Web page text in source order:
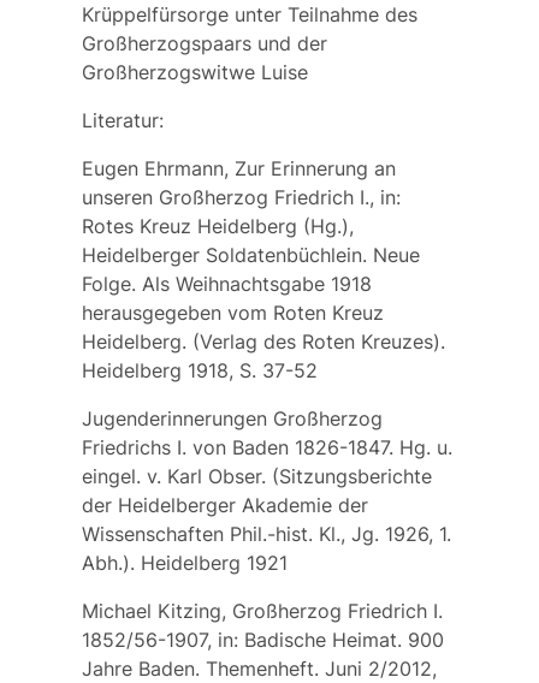
Krüppelfürsorgeunter Teilnahme des
Großherzogspaars und der
Großherzogswitwe Luise
Literatur:
Eugen Ehrmann, Zur Erinnerung an
unseren Großherzog Friedrich I., in:
Rotes Kreuz Heidelberg (Hg.),
Heidelberger Soldatenbüchlein. Neue
Folge. Als Weihnachtsgabe 1918
herausgegeben vom Roten Kreuz
Heidelberg. (Verlag des Roten Kreuzes).
Heidelberg 1918, S. 37-52
Jugenderinnerungen Großherzog
Friedrichs I. von Baden 1826-1847. Hg. u.
eingel. v. Karl Obser. (Sitzungsberichte
der Heidelberger Akademie der
Wissenschaften Phil.-hist. Kl., Jg. 1926, 1.
Abh.). Heidelberg 1921
Michael Kitzing, Großherzog Friedrich I.
1852/56-1907, in: Badische Heimat. 900
Jahre Baden. Themenheft. Juni 2/2012,